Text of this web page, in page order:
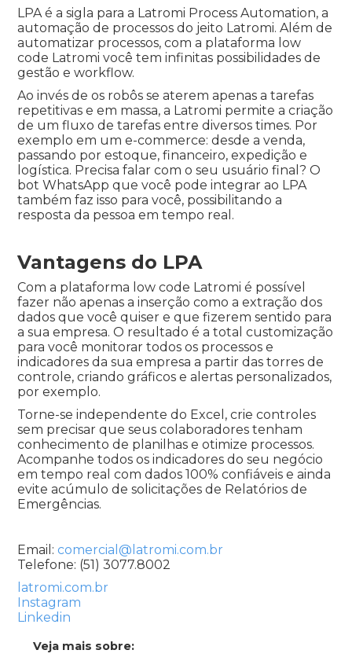
LPA é a sigla para a Latromi Process Automation, a
automação de processos do jeito Latromi. Além de
automatizar processos, com a plataforma low
code Latromi você tem infinitas possibilidades de
gestão e workflow.
Ao invés de os robôs se aterem apenas a tarefas
repetitivas e em massa, a Latromi permite a criação
de um fluxo de tarefas entre diversos times. Por
exemplo em um e-commerce: desde a venda,
passando por estoque, financeiro, expedição e
logística. Precisa falar com o seu usuário final? O
bot WhatsApp que você pode integrar ao LPA
também faz isso para você, possibilitando a
resposta da pessoa em tempo real.
Vantagens do LPA
Com a plataforma low code Latromi é possível
fazer não apenas a inserção como a extração dos
dados que você quiser e que fizerem sentido para
a sua empresa. O resultado é a total customização
para você monitorar todos os processos e
indicadores da sua empresa a partir das torres de
controle, criando gráficos e alertas personalizados,
por exemplo.
Torne-se independente do Excel, crie controles
sem precisar que seus colaboradores tenham
conhecimento de planilhas e otimize processos.
Acompanhe todos os indicadores do seu negócio
em tempo real com dados 100% confiáveis e ainda
evite acúmulo de solicitações de Relatórios de
Emergências.
Email:comercial@latromi.com.br
Telefone: (51) 3077.8002
latromi.com.br
Instagram
Linkedin
Veja mais sobre: